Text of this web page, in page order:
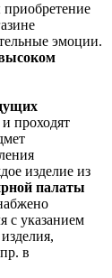
эмоции.
и проходят
изделие из
палаты
с указанием
в